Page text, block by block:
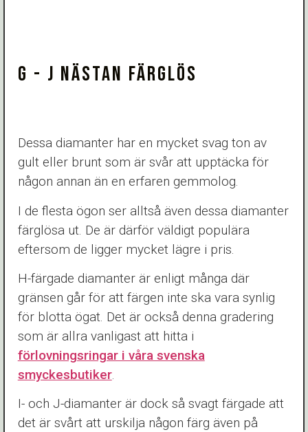
G - J NÄSTAN FÄRGLÖS
Dessa diamanter har en mycket svag ton av
gult eller brunt som är svår att upptäcka för
någon annan än en erfaren gemmolog.
I de flesta ögon ser alltså även dessa diamanter
färglösa ut. De är därför väldigt populära
eftersom de ligger mycket lägre i pris.
H-färgade diamanter är enligt många där
gränsen går för att färgen inte ska vara synlig
för blotta ögat. Det är också denna gradering
som är allra vanligast att hitta i
förlovningsringar i våra svenska
smyckesbutiker.
I- och J-diamanter är dock så svagt färgade att
det är svårt att urskilja någon färg även på